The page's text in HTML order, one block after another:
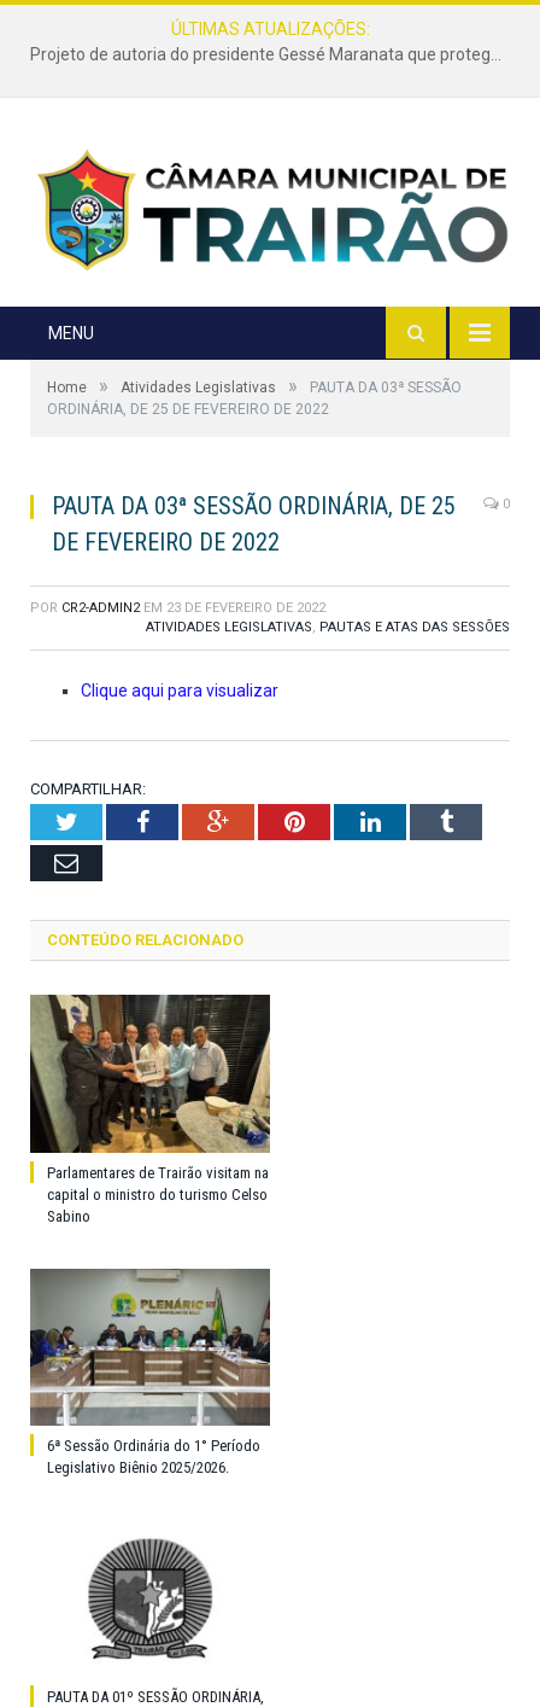
ÚLTIMAS ATUALIZAÇÕES:
Projeto de autoria do presidente Gessé Maranata que protege as estradas vicinais de Trairão é transformado em lei
MENU
Home » Atividades Legislativas »
PAUTA DA 03ª SESSÃO
ORDINÁRIA, DE 25 DE FEVEREIRO DE 2022
PAUTA DA 03ª SESSÃO ORDINÁRIA, DE 25
DE FEVEREIRO DE 2022
0
POR CR2-ADMIN2 EM 23 DE FEVEREIRO DE 2022
ATIVIDADES LEGISLATIVAS, PAUTAS E ATAS DAS SESSÕES
Clique aqui para visualizar
COMPARTILHAR:
TwitterFacebookGoogle+PinterestLinkedInTumblr
Email
CONTEÚDO RELACIONADO
Parlamentares de Trairão visitam na
capital o ministro do turismo Celso
Sabino
6ª Sessão Ordinária do 1° Período
Legislativo Biênio 2025/2026.
PAUTA DA 01º SESSÃO ORDINÁRIA,